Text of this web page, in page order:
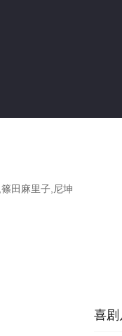
田麻里子,尼坤
喜剧